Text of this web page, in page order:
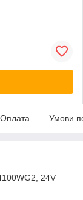
Оплата Умови
24V